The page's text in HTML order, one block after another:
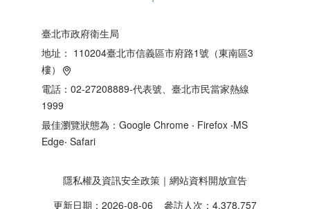
臺北市政府衛生局
地址： 110204臺北市信義區市府路1號（東南區3
樓）
電話：02-27208889-代表號、臺北市民當家熱線
1999
最佳瀏覽狀態為：Google Chrome ‧ Firefox ‧MS
Edge‧ Safari
隱私權及資訊安全政策 ｜ 網站資料開放宣告
更新日期：2026-08-06
參訪人次：4,378,757